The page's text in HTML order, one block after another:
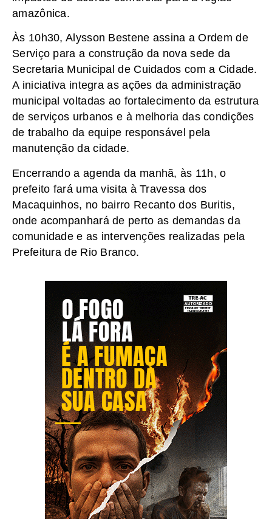
amazônica.
Às 10h30, Alysson Bestene assina a Ordem de
Serviço para a construção da nova sede da
Secretaria Municipal de Cuidados com a Cidade.
A iniciativa integra as ações da administração
municipal voltadas ao fortalecimento da estrutura
de serviços urbanos e à melhoria das condições
de trabalho da equipe responsável pela
manutenção da cidade.
Encerrando a agenda da manhã, às 11h, o
prefeito fará uma visita à Travessa dos
Macaquinhos, no bairro Recanto dos Buritis,
onde acompanhará de perto as demandas da
comunidade e as intervenções realizadas pela
Prefeitura de Rio Branco.